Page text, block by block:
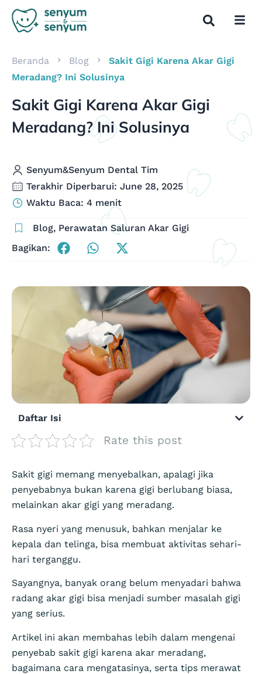
Beranda Blog
Sakit Gigi Karena Akar Gigi
Meradang? Ini Solusinya
Sakit Gigi Karena Akar Gigi
Meradang? Ini Solusinya
Senyum&Senyum Dental Tim
Terakhir Diperbarui: June 28, 2025
Waktu Baca: 4 menit
Blog, Perawatan Saluran Akar Gigi
Bagikan:
Daftar Isi
Rate this post
Sakit gigi memang menyebalkan, apalagi jika
penyebabnya bukan karena gigi berlubang biasa,
melainkan akar gigi yang meradang.
Rasa nyeri yang menusuk, bahkan menjalar ke
kepala dan telinga, bisa membuat aktivitas sehari-
hari terganggu.
Sayangnya, banyak orang belum menyadari bahwa
radang akar gigi bisa menjadi sumber masalah gigi
yang serius.
Artikel ini akan membahas lebih dalam mengenai
penyebab sakit gigi karena akar meradang,
bagaimana cara mengatasinya, serta tips merawat